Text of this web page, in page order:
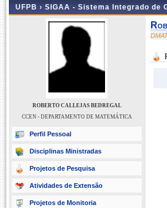
UFPB › SIGAA - Sistema Integrado de
ROBERTO CALLEJAS BEDREGAL
CCEN - DEPARTAMENTO DE MATEMÁTICA
Perfil Pessoal
Disciplinas Ministradas
Projetos de Pesquisa
Atividades de Extensão
Projetos de Monitoria